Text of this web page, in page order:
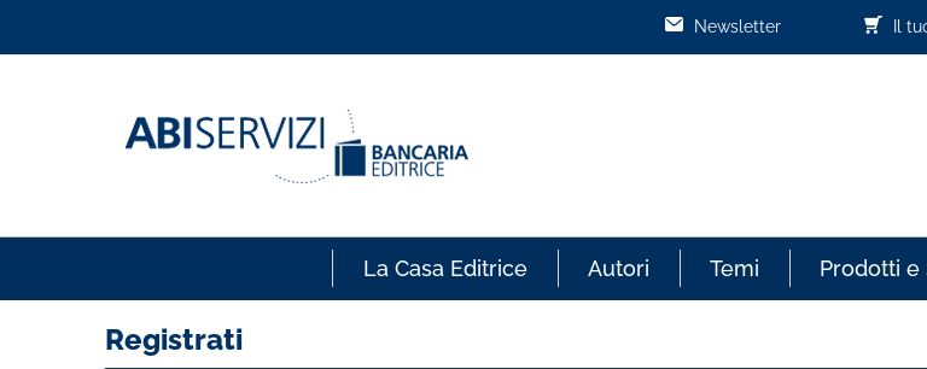
Il
Newsletter
La Casa Editrice Autori Temi Prodotti e
Registrati